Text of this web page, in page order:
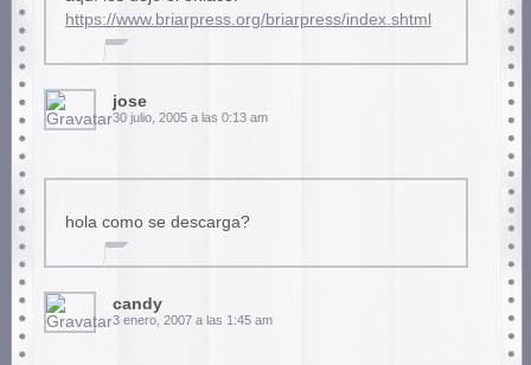
https://www.briarpress.org/briarpress/index.shtml
jose
30 julio, 2005 a las 0:13 am
hola como se descarga?
candy
3 enero, 2007 a las 1:45 am